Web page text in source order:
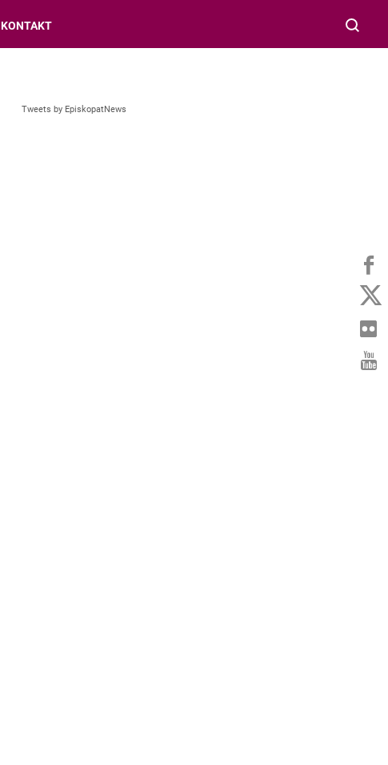
KONTAKT
Tweets by EpiskopatNews